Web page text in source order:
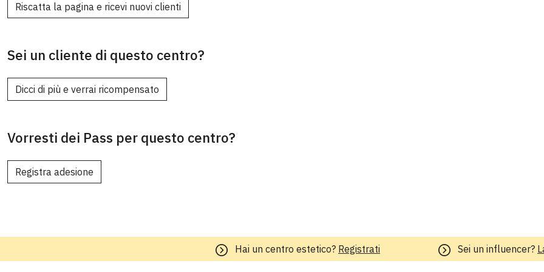
Riscatta la pagina e ricevi nuovi clienti
Sei un cliente di questo centro?
Dicci di più e verrai ricompensato
Vorresti dei Pass per questo centro?
Registra adesione
Hai un centro estetico? Registrati Sei un influencer?